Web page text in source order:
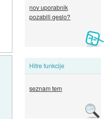
nov uporabnik
pozabili geslo?
Hitre funkcije
seznam tem